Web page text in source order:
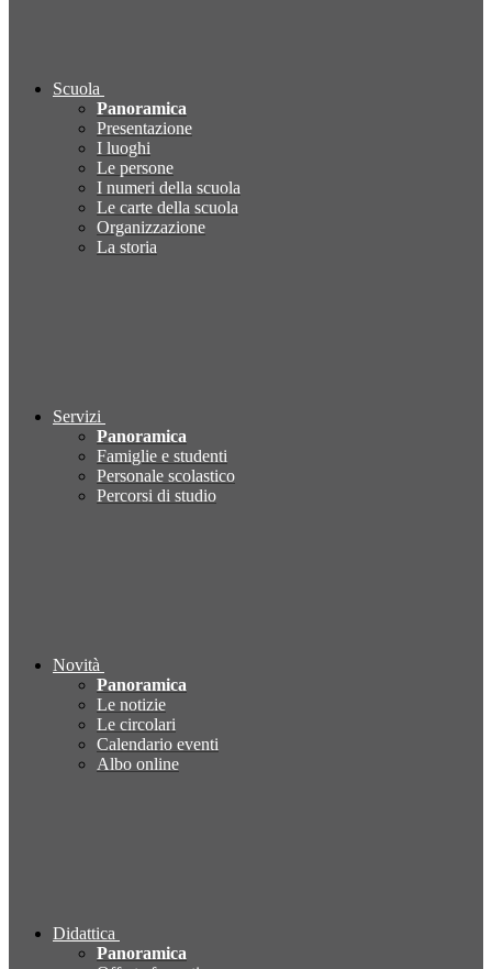
Scuola
Panoramica
Presentazione
I luoghi
Le persone
I numeri della scuola
Le carte della scuola
Organizzazione
La storia
Servizi
Panoramica
Famiglie e studenti
Personale scolastico
Percorsi di studio
Novità
Panoramica
Le notizie
Le circolari
Calendario eventi
Albo online
Didattica
Panoramica